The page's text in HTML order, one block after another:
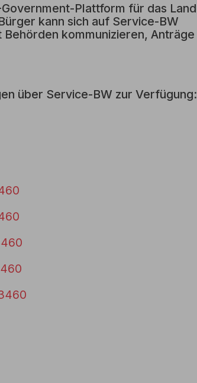
Plattform für das Land
kann sich auf Service-BW
kommunizieren, Anträge
über Service-BW zur Verfügung: